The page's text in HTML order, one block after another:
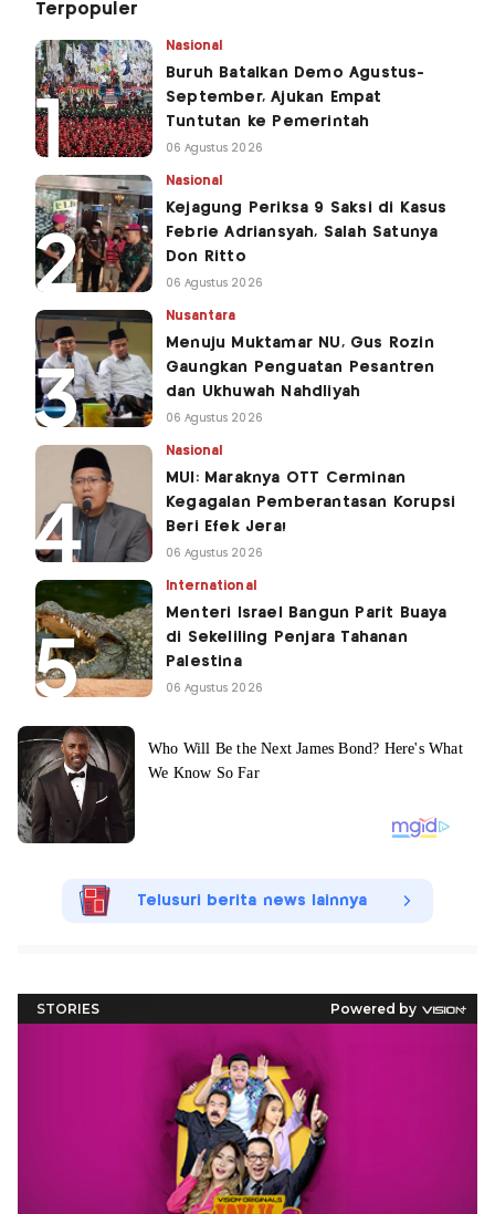
Terpopuler
Nasional
Buruh Batalkan Demo Agustus-
September, Ajukan Empat
Tuntutan ke Pemerintah
06 Agustus 2026
Nasional
Kejagung Periksa 9 Saksi di Kasus
Febrie Adriansyah, Salah Satunya
Don Ritto
06 Agustus 2026
Nusantara
Menuju Muktamar NU, Gus Rozin
Gaungkan Penguatan Pesantren
dan Ukhuwah Nahdliyah
06 Agustus 2026
Nasional
MUI: Maraknya OTT Cerminan
Kegagalan Pemberantasan Korupsi
Beri Efek Jera!
06 Agustus 2026
International
Menteri Israel Bangun Parit Buaya
di Sekeliling Penjara Tahanan
Palestina
06 Agustus 2026
Telusuri berita news lainnya